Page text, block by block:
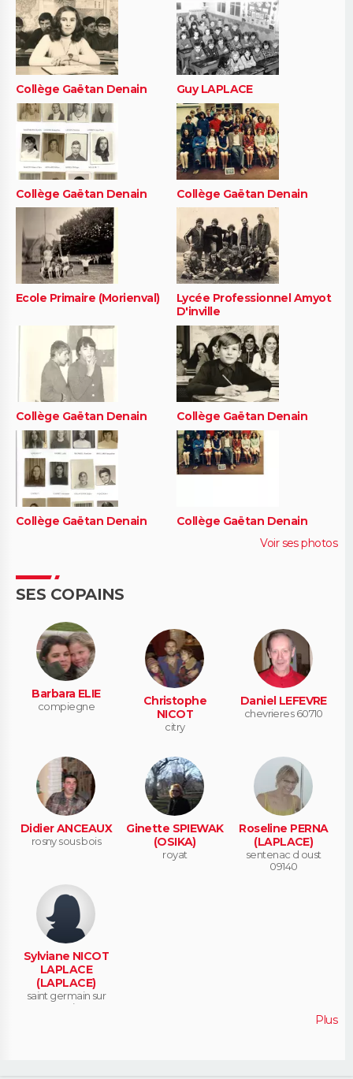
Collège Gaëtan Denain Guy LAPLACE
Collège Gaëtan Denain Collège Gaëtan Denain
Ecole Primaire (Morienval)
Lycée Professionnel Amyot
D'inville
Collège Gaëtan Denain Collège Gaëtan Denain
Collège Gaëtan Denain
Collège Gaëtan Denain
Voir ses photos
SES COPAINS
Barbara ELIE
compiegne
Christophe
NICOT
citry
Daniel LEFEVRE
chevrieres 60710
Didier ANCEAUX
rosny sous bois
Ginette SPIEWAK
(OSIKA)
royat
Roseline PERNA
(LAPLACE)
sentenac d oust
09140
Sylviane NICOT
LAPLACE
(LAPLACE)
saint germain sur
morin
Plus